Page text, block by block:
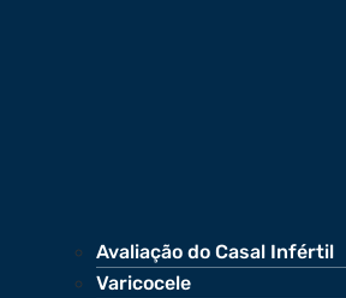
Avaliação do Casal Infértil
Varicocele